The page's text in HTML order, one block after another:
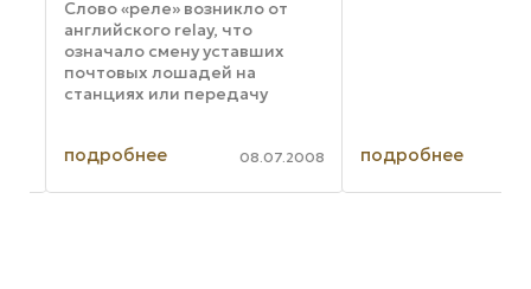
Слово «реле» возникло от
английского relay, что
означало смену уставших
почтовых лошадей на
станциях или передачу
Реле? — это электрический
подробнее 08.07.2008 подробнее